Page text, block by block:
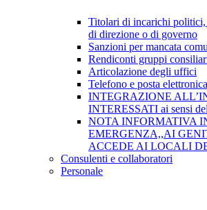
Titolari di incarichi politici,
di direzione o di governo
Sanzioni per mancata
Rendiconti gruppi
Articolazione degli uffici
Telefono e posta elettronica
INTEGRAZIONE
INTERESSATI ai sensi
NOTA INFORMATIVA
EMERGENZA,,AI
ACCEDE AI LOCALI
Consulenti e collaboratori
Personale